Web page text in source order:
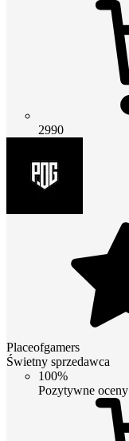
2990
Placeofgamers
Świetny sprzedawca
100%
Pozytywne oceny